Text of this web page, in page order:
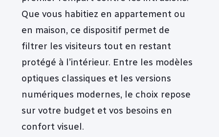
Que vous habitiez en appartement ou
en maison, ce dispositif permet de
filtrer les visiteurs tout en restant
protégé à l’intérieur. Entre les modèles
optiques classiques et les versions
numériques modernes, le choix repose
sur votre budget et vos besoins en
confort visuel.